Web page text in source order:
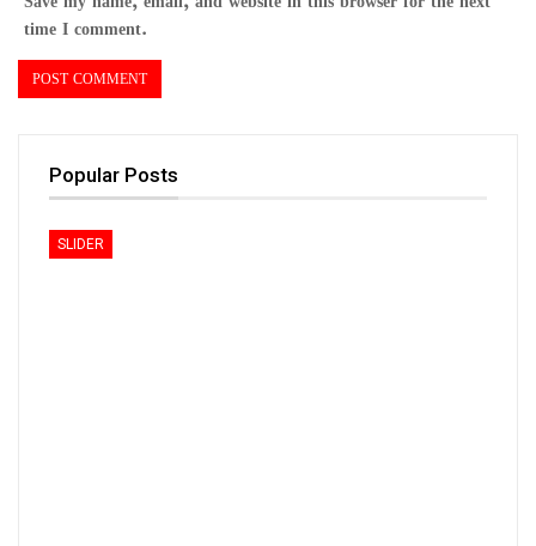
time I comment.
Popular Posts
SLIDER